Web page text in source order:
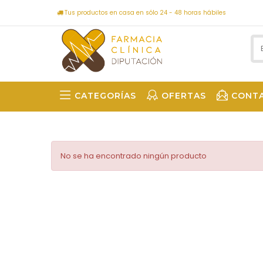
Tus productos en casa en sólo 24 - 48 horas hábiles
CATEGORÍAS OFERTAS
No se ha encontrado ningún producto